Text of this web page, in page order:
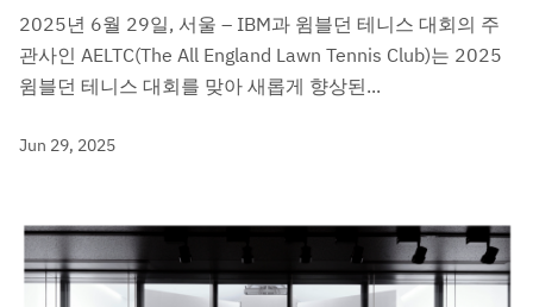
2025년 6월 29일, 서울 – IBM과 윔블던 테니스 대회의 주
관사인 AELTC(The All England Lawn Tennis Club)는 2025
윔블던 테니스 대회를 맞아 새롭게 향상된...
Jun 29, 2025